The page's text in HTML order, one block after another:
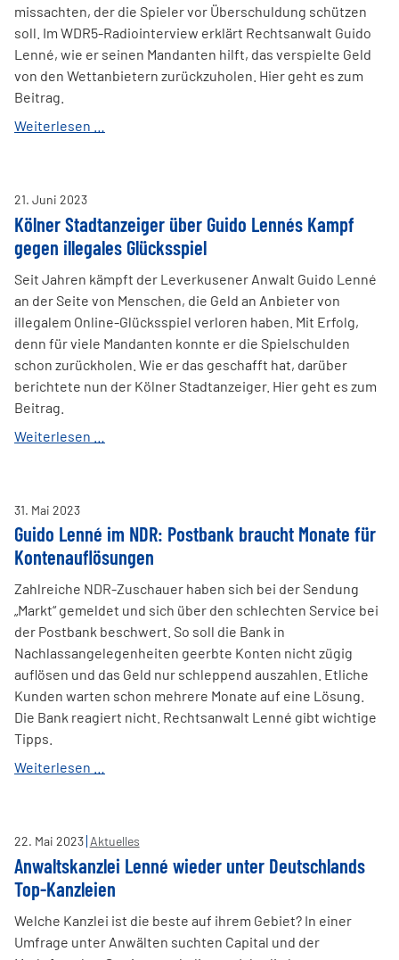
missachten, der die Spieler vor Überschuldung schützen
soll. Im WDR5-Radiointerview erklärt Rechtsanwalt Guido
Lenné, wie er seinen Mandanten hilft, das verspielte Geld
von den Wettanbietern zurückzuholen. Hier geht es zum
Beitrag.
Weiterlesen …
Glücksspieleinsätze
zurückfordern
21. Juni 2023
Kölner Stadtanzeiger über Guido Lennés Kampf
gegen illegales Glücksspiel
Seit Jahren kämpft der Leverkusener Anwalt Guido Lenné
an der Seite von Menschen, die Geld an Anbieter von
illegalem Online-Glücksspiel verloren haben. Mit Erfolg,
denn für viele Mandanten konnte er die Spielschulden
schon zurückholen. Wie er das geschafft hat, darüber
berichtete nun der Kölner Stadtanzeiger. Hier geht es zum
Beitrag.
Weiterlesen …
Kampf
gegen
illegales
Glücksspiel
31. Mai 2023
Guido Lenné im NDR: Postbank braucht Monate für
Kontenauflösungen
Zahlreiche NDR-Zuschauer haben sich bei der Sendung
„Markt“ gemeldet und sich über den schlechten Service bei
der Postbank beschwert. So soll die Bank in
Nachlassangelegenheiten geerbte Konten nicht zügig
auflösen und das Geld nur schleppend auszahlen. Etliche
Kunden warten schon mehrere Monate auf eine Lösung.
Die Bank reagiert nicht. Rechtsanwalt Lenné gibt wichtige
Tipps.
Weiterlesen …
Postbank
braucht
Monate
für
Kontenauflösungen
22. Mai 2023 Aktuelles
Anwaltskanzlei Lenné wieder unter Deutschlands
Top-Kanzleien
Welche Kanzlei ist die beste auf ihrem Gebiet? In einer
Umfrage unter Anwälten suchten Capital und der